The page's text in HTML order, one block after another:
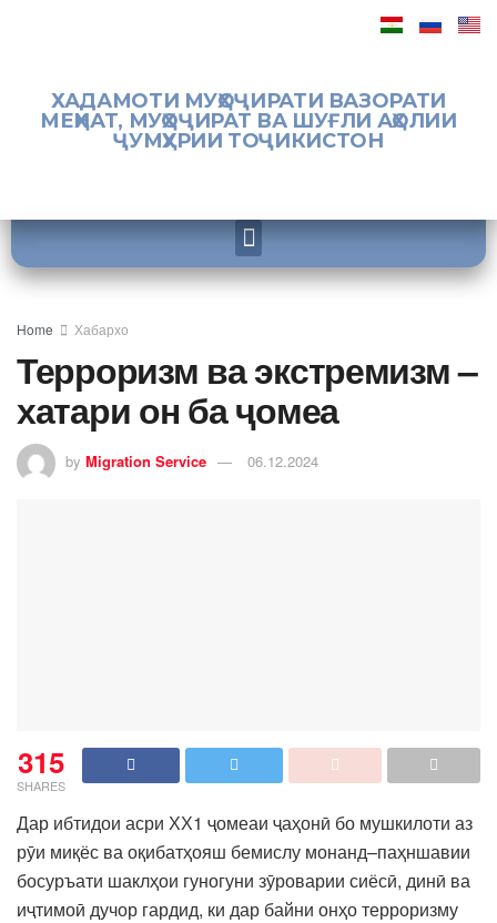
ХАДАМОТИ МУҲОҶИРАТИ ВАЗОРАТИ
МЕҲНАТ, МУҲОҶИРАТ ВА ШУҒЛИ АҲОЛИИ
ҶУМҲУРИИ ТОҶИКИСТОН
Home Хабархо
Терроризм ва экстремизм –
хатари он ба ҷомеа
by Migration Service 06.12.2024
315
SHARES
Дар ибтидои асри ХХ1 ҷомеаи ҷаҳонӣ бо мушкилоти аз
рӯи миқёс ва оқибатҳояш бемислу монанд–паҳншавии
босуръати шаклҳои гуногуни зӯроварии сиёсӣ, динӣ ва
иҷтимоӣ дучор гардид, ки дар байни онҳо терроризму